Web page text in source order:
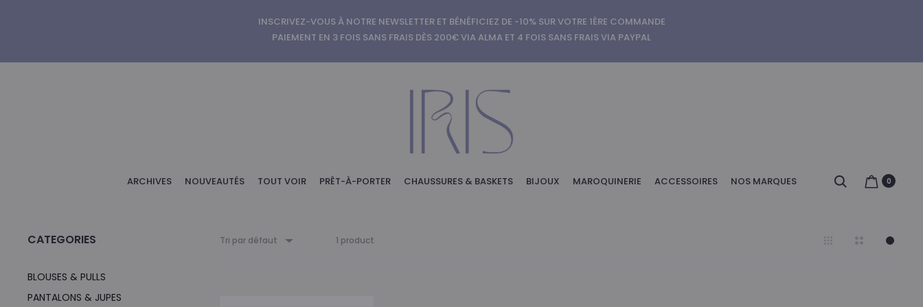
INSCRIVEZ-VOUS À NOTRE NEWSLETTER ET BÉNÉFICIEZ DE -10% SUR VOTRE 1ÈRE COMMANDE
PAIEMENT EN 3 FOIS SANS FRAIS DÈS 200€ VIA ALMA ET 4 FOIS SANS FRAIS VIA PAYPAL
ARCHIVES NOUVEAUTÉS TOUT VOIR PRÊT-À-PORTER CHAUSSURES & BASKETS BIJOUX MAROQUINERIE ACCESSOIRES NOS MARQUES Search 0
Tri par défaut 1 product
CATEGORIES
BLOUSES & PULLS
PANTALONS & JUPES